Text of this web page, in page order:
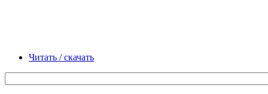
Читать / скачать